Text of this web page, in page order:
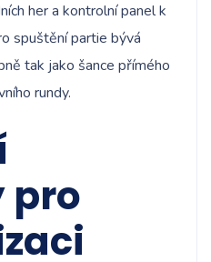
her a kontrolní panel k
spuštění partie bývá
tak jako šance přímého
rundy.
pro